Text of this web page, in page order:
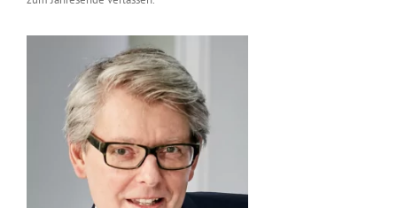
Interviews
Product Guide